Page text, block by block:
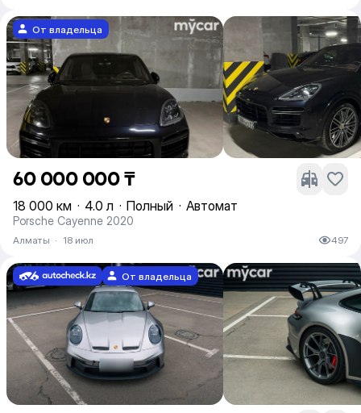
От владельца
60 000 000 ₸
18 000 км · 4.0 л · Полный · Автомат
Porsche Cayenne 2020
Алматы · 18 июл 497
От владельца